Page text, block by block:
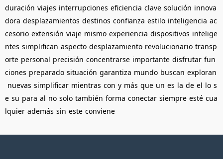
duración viajes interrupciones eficiencia clave solución innova
dora desplazamientos destinos confianza estilo inteligencia ac
cesorio extensión viaje mismo experiencia dispositivos intelige
ntes simplifican aspecto desplazamiento revolucionario transp
orte personal precisión concentrarse importante disfrutar fun
ciones preparado situación garantiza mundo buscan exploran
nuevas simplificar mientras con y más que un es la de el lo s
e su para al no solo también forma conectar siempre esté cua
lquier además sin este conviene